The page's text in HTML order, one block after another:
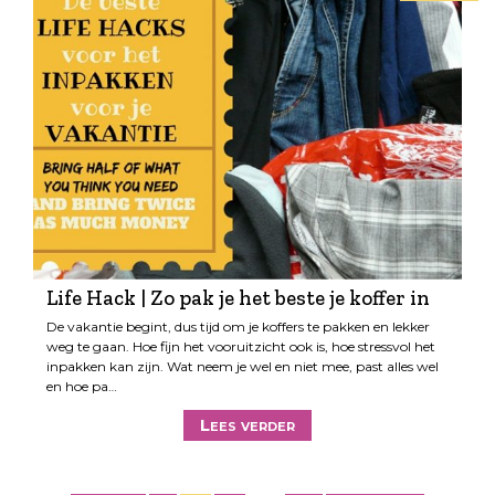
Life Hack | Zo pak je het beste je koffer in
De vakantie begint, dus tijd om je koffers te pakken en lekker
weg te gaan. Hoe fijn het vooruitzicht ook is, hoe stressvol het
inpakken kan zijn. Wat neem je wel en niet mee, past alles wel
en hoe pa…
Lees verder